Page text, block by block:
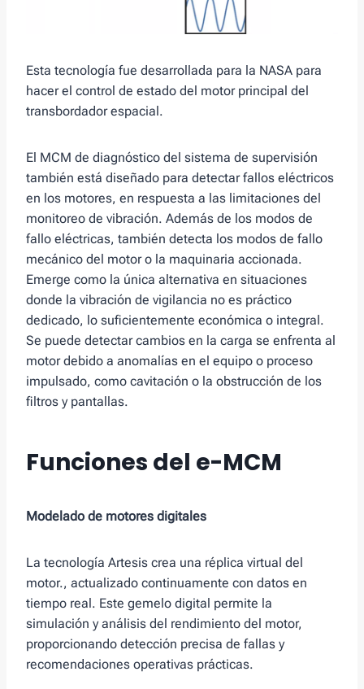
Esta tecnología fue desarrollada para la NASA para
hacer el control de estado del motor principal del
transbordador espacial.
El MCM de diagnóstico del sistema de supervisión
también está diseñado para detectar fallos eléctricos
en los motores, en respuesta a las limitaciones del
monitoreo de vibración. Además de los modos de
fallo eléctricas, también detecta los modos de fallo
mecánico del motor o la maquinaria accionada.
Emerge como la única alternativa en situaciones
donde la vibración de vigilancia no es práctico
dedicado, lo suficientemente económica o integral.
Se puede detectar cambios en la carga se enfrenta al
motor debido a anomalías en el equipo o proceso
impulsado, como cavitación o la obstrucción de los
filtros y pantallas.
Funciones del e-MCM
Modelado de motores digitales
La tecnología Artesis crea una réplica virtual del
motor., actualizado continuamente con datos en
tiempo real. Este gemelo digital permite la
simulación y análisis del rendimiento del motor,
proporcionando detección precisa de fallas y
recomendaciones operativas prácticas.